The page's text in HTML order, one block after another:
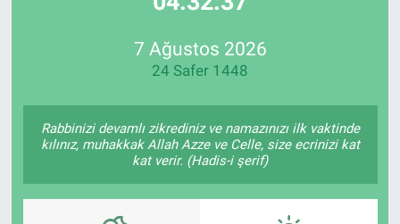
7 Ağustos 2026
24 Safer 1448
Rabbinizi devamlı zikrediniz ve namazınızı ilk vaktinde
kılınız, muhakkak Allah Azze ve Celle, size ecrinizi kat
kat verir. (Hadis-i şerif)
Özel Haberler
Erişim Bilgileri